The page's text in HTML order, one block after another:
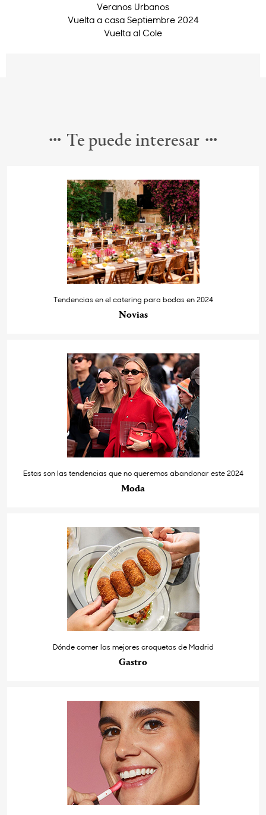
Veranos Urbanos
Vuelta a casa Septiembre 2024
Vuelta al Cole
Te puede interesar
Tendencias en el catering para bodas en 2024
Novias
Estas son las tendencias que no queremos abandonar este 2024
Moda
Dónde comer las mejores croquetas de Madrid
Gastro